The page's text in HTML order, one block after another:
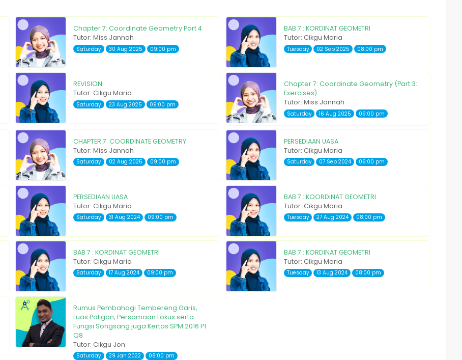
Chapter 7: Coordinate Geometry Part 4
Tutor: Miss Jannah
Saturday 30 Aug 2025 09:00 pm
BAB 7 : KORDINAT GEOMETRI
Tutor: Cikgu Maria
Tuesday 02 Sep 2025 08:00 pm
REVISION
Tutor: Cikgu Maria
Saturday 23 Aug 2025 09:00 pm
Chapter 7: Coordinate Geometry (Part 3:
Exercises)
Tutor: Miss Jannah
Saturday 16 Aug 2025 09:00 pm
CHAPTER 7: COORDINATE GEOMETRY
Tutor: Miss Jannah
Saturday 02 Aug 2025 09:00 pm
PERSEDIAAN UASA
Tutor: Cikgu Maria
Saturday 07 Sep 2024 09:00 pm
PERSEDIAAN UASA
Tutor: Cikgu Maria
Saturday 31 Aug 2024 09:00 pm
BAB 7 : KOORDINAT GEOMETRI
Tutor: Cikgu Maria
Tuesday 27 Aug 2024 08:00 pm
BAB 7 : KORDINAT GEOMETRI
Tutor: Cikgu Maria
Saturday 17 Aug 2024 09:00 pm
BAB 7 : KORDINAT GEOMETRI
Tutor: Cikgu Maria
Tuesday 13 Aug 2024 08:00 pm
Rumus Pembahagi Tembereng Garis,
Luas Poligon, Persamaan Lokus serta
Fungsi Songsang juga Kertas SPM 2016 P1
Q8
Tutor: Cikgu Jon
Saturday 29 Jan 2022 08:00 pm